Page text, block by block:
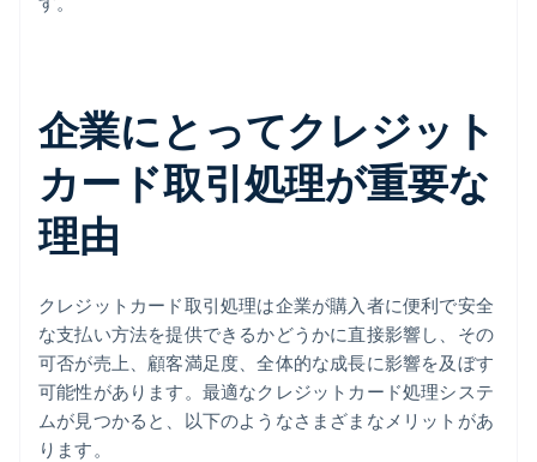
企業にとってクレジット
カード取引処理が重要な
理由
クレジットカード取引処理は企業が購入者に便利で安全
な支払い方法を提供できるかどうかに直接影響し、その
可否が売上、顧客満足度、全体的な成長に影響を及ぼす
可能性があります。最適なクレジットカード処理システ
ムが見つかると、以下のようなさまざまなメリットがあ
ります。